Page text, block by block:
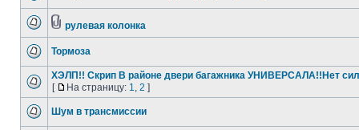
рулевая колонка
Тормоза
ХЭЛП!! Скрип В районе двери багажника УНИВЕРСАЛА!!Нет
[
На страницу: 1, 2 ]
Шум в трансмиссии